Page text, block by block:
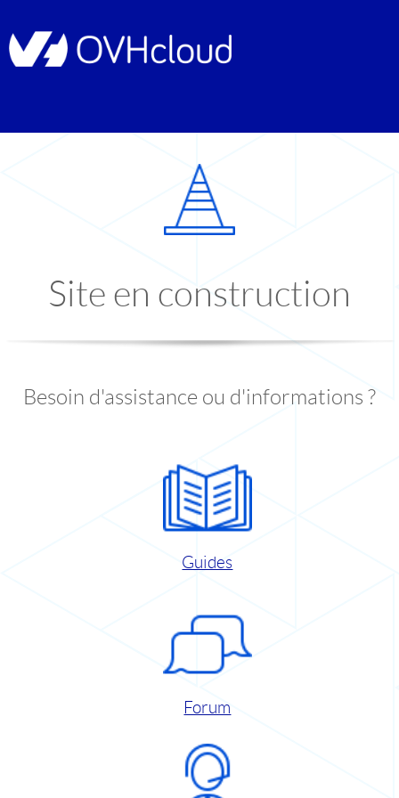
Site en construction
Besoin d'assistance ou d'informations ?
Guides
Forum